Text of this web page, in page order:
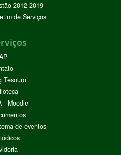
2012-2019
de Serviços
Tesouro
- Moodle
de eventos